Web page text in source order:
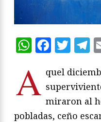
A quel
miraron al
pobladas, ceño